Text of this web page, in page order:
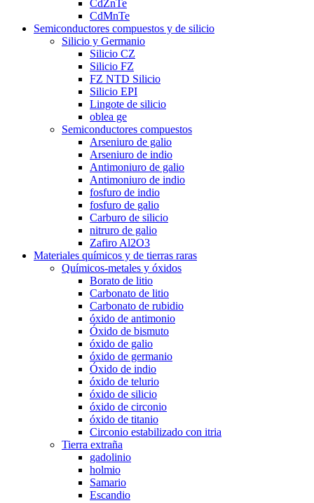
CdZnTe
CdMnTe
Semiconductores compuestos y de silicio
Silicio y Germanio
Silicio CZ
Silicio FZ
FZ NTD Silicio
Silicio EPI
Lingote de silicio
oblea ge
Semiconductores compuestos
Arseniuro de galio
Arseniuro de indio
Antimoniuro de galio
Antimoniuro de indio
fosfuro de indio
fosfuro de galio
Carburo de silicio
nitruro de galio
Zafiro Al2O3
Materiales químicos y de tierras raras
Químicos-metales y óxidos
Borato de litio
Carbonato de litio
Carbonato de rubidio
óxido de antimonio
Óxido de bismuto
óxido de galio
óxido de germanio
Óxido de indio
óxido de telurio
óxido de silicio
óxido de circonio
óxido de titanio
Circonio estabilizado con itria
Tierra extraña
gadolinio
holmio
Samario
Escandio